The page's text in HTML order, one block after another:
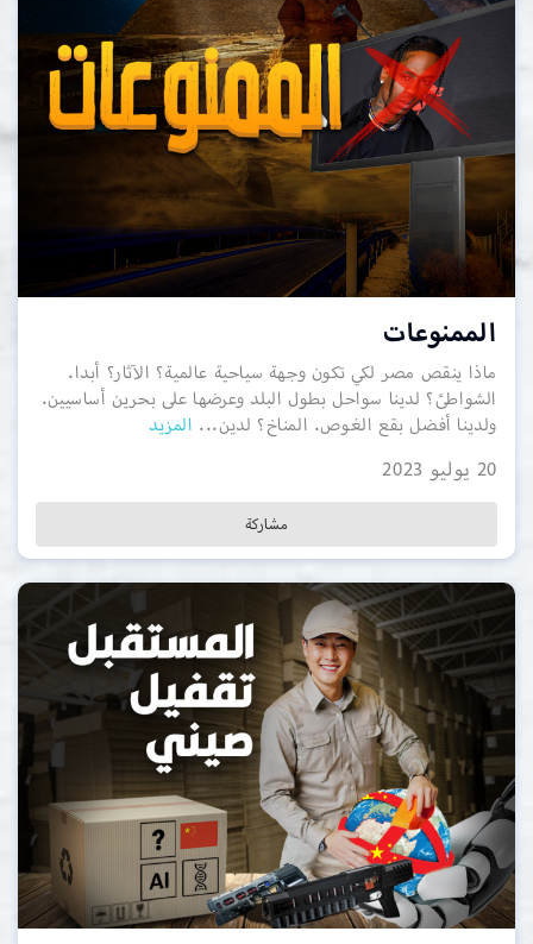
الممنوعات
ماذا ينقص مصر لكي تكون وجهة سياحية عالمية؟ الآثار؟ أبدا.
الشواطئ؟ لدينا سواحل بطول البلد وعرضها على بحرين أساسيين.
ولدينا أفضل بقع الغوص. المناخ؟ لدين... المزيد
20 يوليو 2023
مشاركة